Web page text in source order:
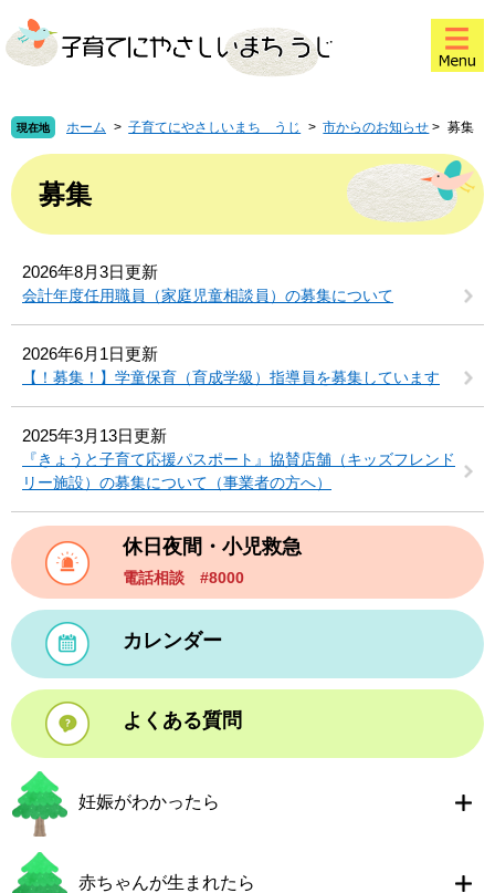
ー
ジ
す
。
ニ
ュ
し
て
現在地 ホーム > 子育てにやさしいまち うじ > 市からのお知らせ > 募集
本
文
募集
2026年8月3日更新
会計年度任用職員（家庭児童相談員）の募集について
2026年6月1日更新
【！募集！】学童保育（育成学級）指導員を募集しています
2025年3月13日更新
『きょうと子育て応援パスポート』協賛店舗（キッズフレンド
リー施設）の募集について（事業者の方へ）
休日夜間・小児救急
電話相談 #8000
カレンダー
よくある質問
妊娠がわかったら
赤ちゃんが生まれたら